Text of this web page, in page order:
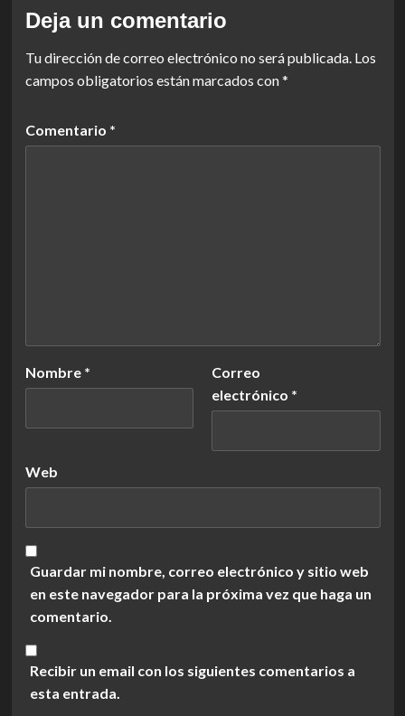
Deja un comentario
Tu dirección de correo electrónico no será publicada. Los
campos obligatorios están marcados con*
Comentario *
Nombre *
Correo
electrónico *
Web
Guardar mi nombre, correo electrónico y sitio web
en este navegador para la próxima vez que haga un
comentario.
Recibir un email con los siguientes comentarios a
esta entrada.